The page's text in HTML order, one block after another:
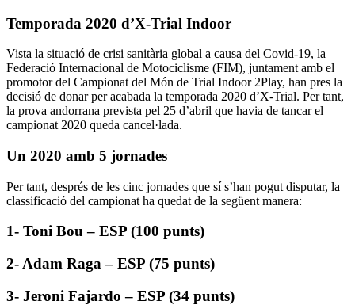
Temporada 2020 d’X-Trial Indoor
Vista la situació de crisi sanitària global a causa del Covid-19, la
Federació Internacional de Motociclisme (FIM), juntament amb el
promotor del Campionat del Món de Trial Indoor 2Play, han pres la
decisió de donar per acabada la temporada 2020 d’X-Trial. Per tant,
la prova andorrana prevista pel 25 d’abril que havia de tancar el
campionat 2020 queda cancel·lada.
Un 2020 amb 5 jornades
Per tant, després de les cinc jornades que sí s’han pogut disputar, la
classificació del campionat ha quedat de la següent manera:
1- Toni Bou – ESP (100 punts)
2- Adam Raga – ESP (75 punts)
3- Jeroni Fajardo – ESP (34 punts)